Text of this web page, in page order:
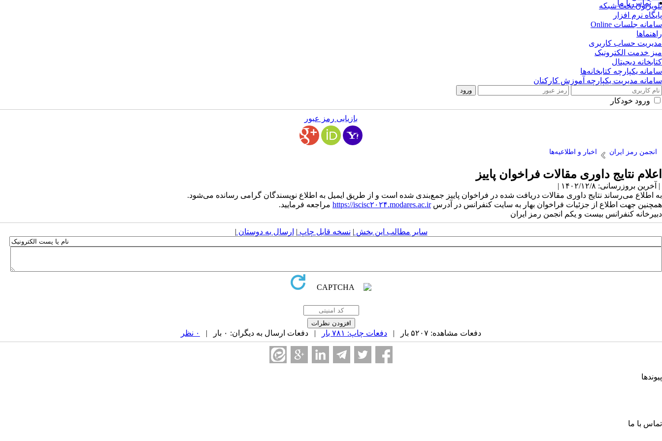
تماس با ما
تلویزیون تحت شبکه
پایگاه نرم افزار
سامانه جلسات Online
راهنماها
مدیریت حساب کاربری
میز خدمت الکترونیک
کتابخانه دیجیتال
سامانه یکپارچه کتابخانه‌ها
سامانه مدیریت یکپارچه آموزش کارکنان
ورود خودکار
بازیابی رمز عبور
انجمن رمز ایران اخبار و اطلاعیه‌ها
اعلام نتایج داوری مقالات فراخوان پاییز
| آخرین بروزرسانی: ۱۴۰۲/۱۲/۸ |
به اطلاع می‌رساند نتایج داوری مقالات دریافت شده در فراخوان پاییز جمع‌بندی شده است و از طریق ایمیل به اطلاع نویسندگان گرامی رسانده می‌شود.
همچنین جهت اطلاع از جزئیات فراخوان بهار به سایت کنفرانس در آدرسhttps://iscisc۲۰۲۴.modares.ac.ir مراجعه فرمایید.
دبیرخانه کنفرانس بیست و یکم انجمن رمز ایران
سایر مطالب این بخش | نسخه قابل چاپ | ارسال به دوستان |
دفعات مشاهده: ۵۲۰۷ بار | دفعات چاپ: ۷۸۱ بار | دفعات ارسال به دیگران: ۰ بار | ۰ نظر
پیوندها
تماس با ما